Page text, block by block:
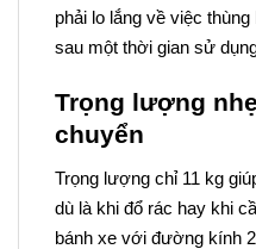
phải lo lắng về việc
sau một thời gian sử
Trọng lượng
chuyển
Trọng lượng chỉ 11 kg
dù là khi đổ rác hay khi
bánh xe với đường kính